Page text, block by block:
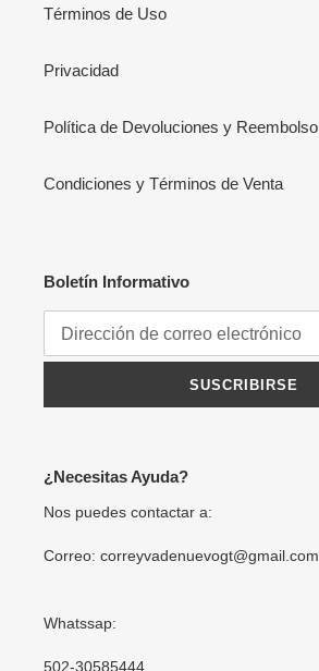
Términos de Uso
Privacidad
Política de Devoluciones y Reembolso
Condiciones y Términos de Venta
Boletín Informativo
SUSCRIBIRSE
¿Necesitas Ayuda?
Nos puedes contactar a:
Correo: correyvadenuevogt@gmail.com
Whatssap:
502-30585444